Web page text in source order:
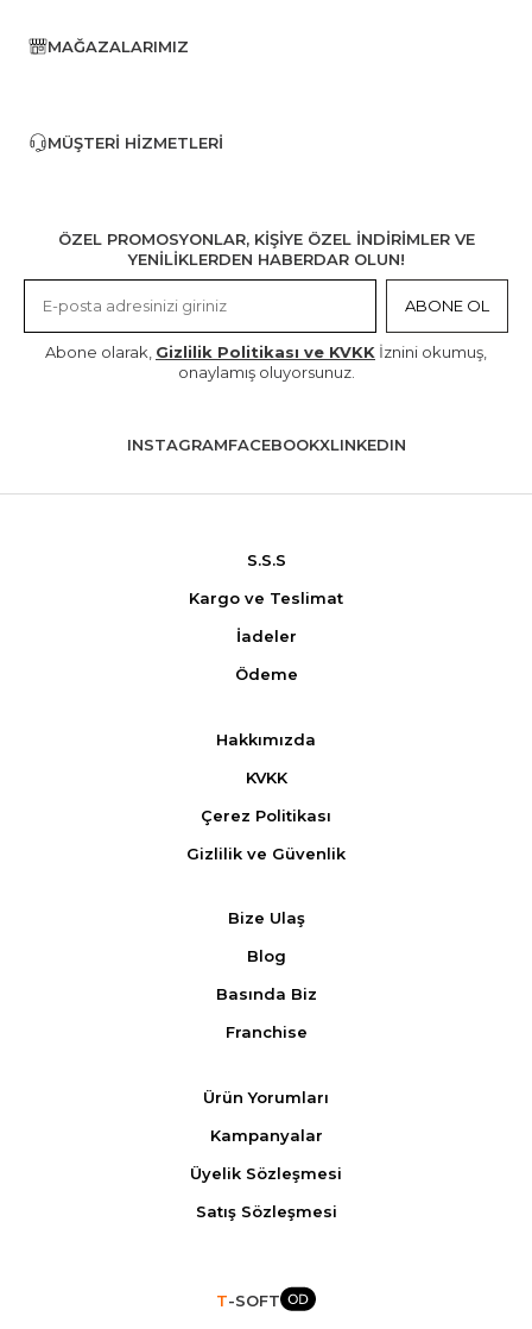
MAĞAZALARIMIZ
MÜŞTERI HIZMETLERI
ÖZEL PROMOSYONLAR, KİŞİYE ÖZEL İNDİRİMLER VE
YENİLİKLERDEN HABERDAR OLUN!
ABONE OL
Abone olarak, Gizlilik Politikası ve KVKK İznini okumuş,
onaylamış oluyorsunuz.
INSTAGRAMFACEBOOKXLINKEDIN
S.S.S
Kargo ve Teslimat
İadeler
Ödeme
Hakkımızda
KVKK
Çerez Politikası
Gizlilik ve Güvenlik
Bize Ulaş
Blog
Basında Biz
Franchise
Ürün Yorumları
Kampanyalar
Üyelik Sözleşmesi
Satış Sözleşmesi
T-SOFT